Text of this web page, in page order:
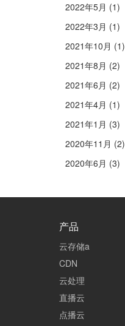
2022年5月 (1)
2022年3月 (1)
2021年10月 (1)
2021年8月 (2)
2021年6月 (2)
2021年4月 (1)
2021年1月 (3)
2020年11月 (2)
2020年6月 (3)
产品
云存储a
CDN
云处理
直播云
点播云